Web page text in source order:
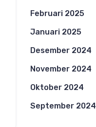
Februari 2025
Januari 2025
Desember 2024
November 2024
Oktober 2024
September 2024